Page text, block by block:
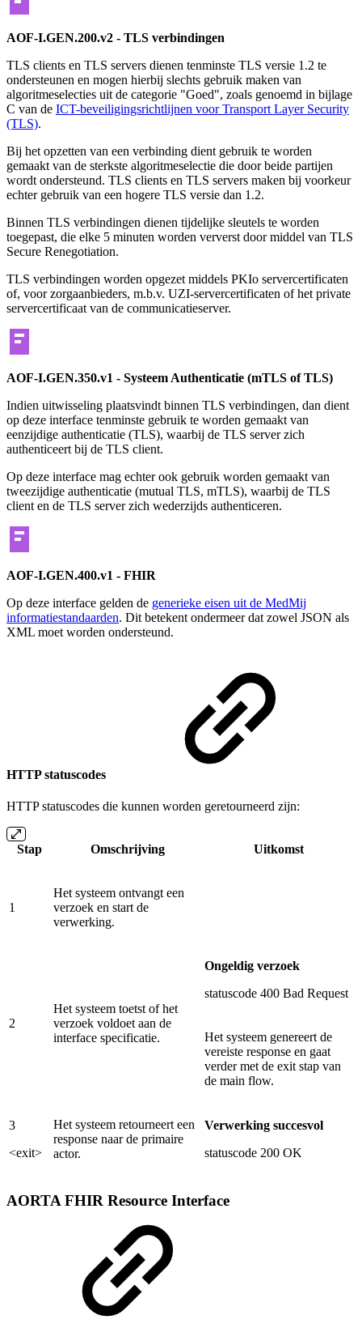
AOF-I.GEN.200.v2 - TLS verbindingen
TLS clients en TLS servers dienen tenminste TLS versie 1.2 te
ondersteunen en mogen hierbij slechts gebruik maken van
algoritmeselecties uit de categorie "Goed", zoals genoemd in bijlage
C van de ICT-beveiligingsrichtlijnen voor Transport Layer Security
(TLS).
Bij het opzetten van een verbinding dient gebruik te worden
gemaakt van de sterkste algoritmeselectie die door beide partijen
wordt ondersteund. TLS clients en TLS servers maken bij voorkeur
echter gebruik van een hogere TLS versie dan 1.2.
Binnen TLS verbindingen dienen tijdelijke sleutels te worden
toegepast, die elke 5 minuten worden ververst door middel van TLS
Secure Renegotiation.
TLS verbindingen worden opgezet middels PKIo servercertificaten
of, voor zorgaanbieders, m.b.v. UZI-servercertificaten of het private
servercertificaat van de communicatieserver.
AOF-I.GEN.350.v1 - Systeem Authenticatie (mTLS of TLS)
Indien uitwisseling plaatsvindt binnen TLS verbindingen, dan dient
op deze interface tenminste gebruik te worden gemaakt van
eenzijdige authenticatie (TLS), waarbij de TLS server zich
authenticeert bij de TLS client.
Op deze interface mag echter ook gebruik worden gemaakt van
tweezijdige authenticatie (mutual TLS, mTLS), waarbij de TLS
client en de TLS server zich wederzijds authenticeren.
AOF-I.GEN.400.v1 - FHIR
Op deze interface gelden de generieke eisen uit de MedMij
informatiestandaarden. Dit betekent ondermeer dat zowel JSON als
XML moet worden ondersteund.
HTTP statuscodes
HTTP statuscodes die kunnen worden geretourneerd zijn:
Stap Omschrijving Uitkomst
1
Het systeem ontvangt een
verzoek en start de
verwerking.
2
Het systeem toetst of het
verzoek voldoet aan de
interface specificatie.
Ongeldig verzoek
statuscode 400 Bad Request
Het systeem genereert de
vereiste response en gaat
verder met de exit stap van
de main flow.
3
<exit>
Het systeem retourneert een
response naar de primaire
actor.
Verwerking succesvol
statuscode 200 OK
AORTA FHIR Resource Interface